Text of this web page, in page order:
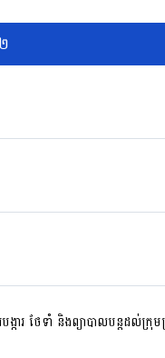
បង្ការ ថែទាំ​ និងព្យាបាលបន្តដល់